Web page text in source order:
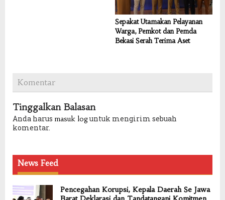
Sepakat Utamakan Pelayanan
Warga, Pemkot dan Pemda
Bekasi Serah Terima Aset
Komentar
Tinggalkan Balasan
Anda harus masuk loguntuk mengirim sebuah
komentar.
News Feed
Pencegahan Korupsi, Kepala Daerah Se Jawa